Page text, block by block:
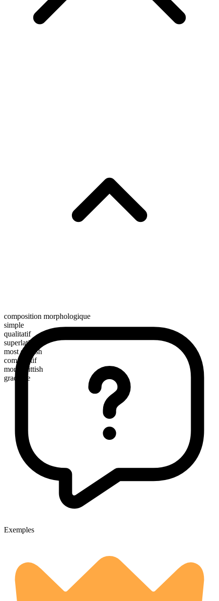
composition morphologique
simple
qualitatif
superlatif
most skittish
comparatif
more skittish
gradable
Exemples